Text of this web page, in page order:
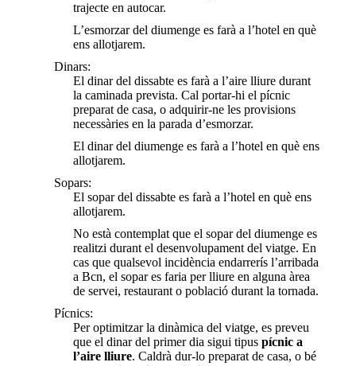
trajecte en autocar.
L’esmorzar del diumenge es farà a l’hotel en què
ens allotjarem.
Dinars:
El dinar del dissabte es farà a l’aire lliure durant
la caminada prevista. Cal portar-hi el pícnic
preparat de casa, o adquirir-ne les provisions
necessàries en la parada d’esmorzar.
El dinar del diumenge es farà a l’hotel en què ens
allotjarem.
Sopars:
El sopar del dissabte es farà a l’hotel en què ens
allotjarem.
No està contemplat que el sopar del diumenge es
realitzi durant el desenvolupament del viatge. En
cas que qualsevol incidència endarrerís l’arribada
a Bcn, el sopar es faria per lliure en alguna àrea
de servei, restaurant o població durant la tornada.
Pícnics:
Per optimitzar la dinàmica del viatge, es preveu
que el dinar del primer dia sigui tipus pícnic a
l’aire lliure. Caldrà dur-lo preparat de casa, o bé